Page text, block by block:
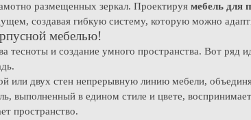
размещенных зеркал. Проектируямебель для
создавая гибкую систему, которую можно
мебелью!
тесноты и создание умного пространства. Вот ряд
или двух стен непрерывную линию мебели,
выполненный в едином стиле и цвете,
пространство.